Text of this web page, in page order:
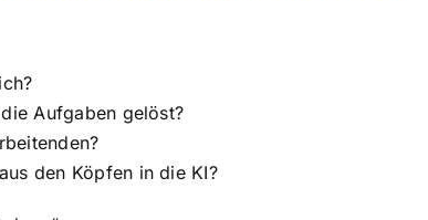
Aufgaben gelöst?
den Köpfen in die KI?